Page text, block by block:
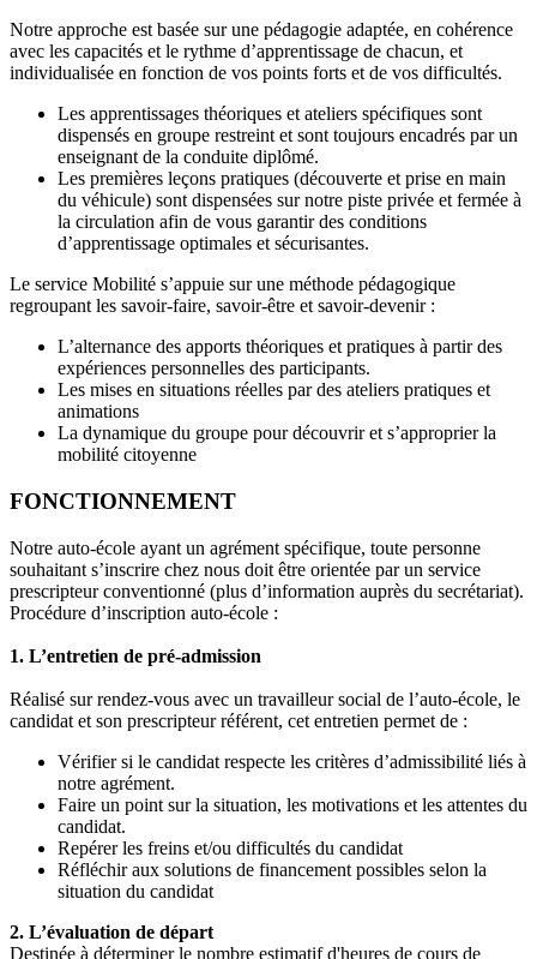
Notre approche est basée sur une pédagogie adaptée, en cohérence
avec les capacités et le rythme d’apprentissage de chacun, et
individualisée en fonction de vos points forts et de vos difficultés.
Les apprentissages théoriques et ateliers spécifiques sont
dispensés en groupe restreint et sont toujours encadrés par un
enseignant de la conduite diplômé.
Les premières leçons pratiques (découverte et prise en main
du véhicule) sont dispensées sur notre piste privée et fermée à
la circulation afin de vous garantir des conditions
d’apprentissage optimales et sécurisantes.
Le service Mobilité s’appuie sur une méthode pédagogique
regroupant les savoir-faire, savoir-être et savoir-devenir :
L’alternance des apports théoriques et pratiques à partir des
expériences personnelles des participants.
Les mises en situations réelles par des ateliers pratiques et
animations
La dynamique du groupe pour découvrir et s’approprier la
mobilité citoyenne
FONCTIONNEMENT
Notre auto-école ayant un agrément spécifique, toute personne
souhaitant s’inscrire chez nous doit être orientée par un service
prescripteur conventionné (plus d’information auprès du secrétariat).
Procédure d’inscription auto-école :
1. L’entretien de pré-admission
Réalisé sur rendez-vous avec un travailleur social de l’auto-école, le
candidat et son prescripteur référent, cet entretien permet de :
Vérifier si le candidat respecte les critères d’admissibilité liés à
notre agrément.
Faire un point sur la situation, les motivations et les attentes du
candidat.
Repérer les freins et/ou difficultés du candidat
Réfléchir aux solutions de financement possibles selon la
situation du candidat
2. L’évaluation de départ
Destinée à déterminer le nombre estimatif d'heures de cours de